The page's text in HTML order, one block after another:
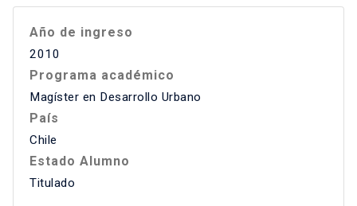
Año de ingreso
2010
Programa académico
Magíster en Desarrollo Urbano
País
Chile
Estado Alumno
Titulado